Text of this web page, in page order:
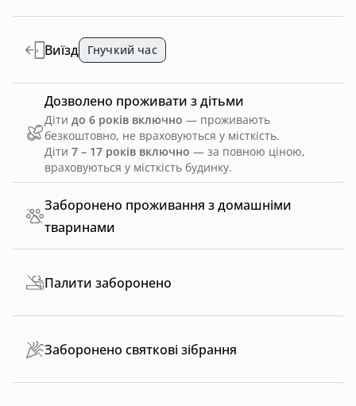
Заборонено проживання з домашніми
тваринами
Виїзд Гнучкий час
Дозволено проживати з дітьми
Діти до 6 років включно — проживають
безкоштовно, не враховуються у місткість.
Діти 7 – 17 років включно — за повною ціною,
враховуються у місткість будинку.
Палити заборонено
Заборонено святкові зібрання